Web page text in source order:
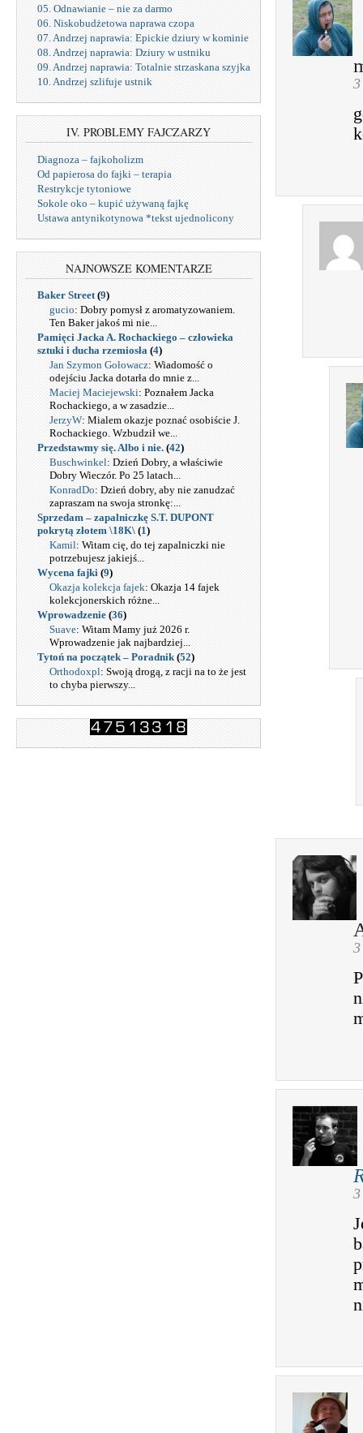
05. Odnawianie – nie za darmo
06. Niskobudżetowa naprawa czopa
07. Andrzej naprawia: Epickie dziury w kominie
08. Andrzej naprawia: Dziury w ustniku
09. Andrzej naprawia: Totalnie strzaskana szyjka
10. Andrzej szlifuje ustnik
IV. PROBLEMY FAJCZARZY
Diagnoza – fajkoholizm
Od papierosa do fajki – terapia
Restrykcje tytoniowe
Sokole oko – kupić używaną fajkę
Ustawa antynikotynowa *tekst ujednolicony
NAJNOWSZE KOMENTARZE
Baker Street(9)
gucio: Dobry pomysł z aromatyzowaniem.
Ten Baker jakoś mi nie...
Pamięci Jacka A. Rochackiego – człowieka
sztuki i ducha rzemiosła (4)
Jan Szymon Gołowacz: Wiadomość o
odejściu Jacka dotarła do mnie z...
Maciej Maciejewski: Poznałem Jacka
Rochackiego, a w zasadzie...
JerzyW: Mialem okazje poznać osobiście J.
Rochackiego. Wzbudził we...
Przedstawmy się. Albo i nie. (42)
Buschwinkel: Dzień Dobry, a właściwie
Dobry Wieczór. Po 25 latach...
KonradDo: Dzień dobry, aby nie zanudzać
zapraszam na swoja stronkę:...
Sprzedam – zapalniczkę S.T. DUPONT
pokrytą złotem \18K\ (1)
Kamil: Witam cię, do tej zapalniczki nie
potrzebujesz jakiejś...
Wycena fajki (9)
Okazja kolekcja fajek: Okazja 14 fajek
kolekcjonerskich różne...
Wprowadzenie (36)
Suave: Witam Mamy już 2026 r.
Wprowadzenie jak najbardziej...
Tytoń na początek – Poradnik (52)
Orthodoxpl: Swoją drogą, z racji na to że jest
to chyba pierwszy...